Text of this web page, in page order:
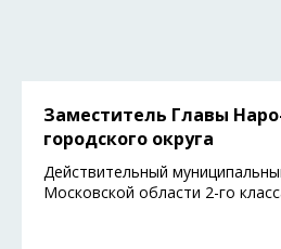
Заместитель Главы
городского округа
Действительный
Московской области 2-го